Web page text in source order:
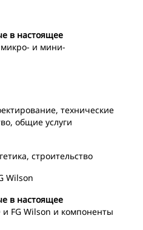
в настоящее
микро- и мини-
технические
общие услуги
строительство
Wilson
в настоящее
FG Wilson и компоненты